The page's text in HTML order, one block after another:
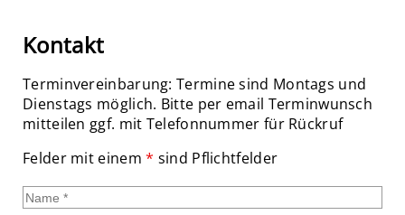
Kontakt
Terminvereinbarung: Termine sind Montags und
Dienstags möglich. Bitte per email Terminwunsch
mitteilen ggf. mit Telefonnummer für Rückruf
Felder mit einem* sind Pflichtfelder